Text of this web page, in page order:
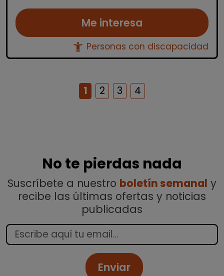
Me interesa
accessibility_new Personas con discapacidad
1 2 3 4
No te pierdas nada
Suscríbete a nuestro boletín semanal y
recibe las últimas ofertas y noticias
publicadas
Enviar